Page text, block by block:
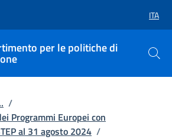
ITA
per le politiche di
Cerca
/
Programmi Europei con
al 31 agosto 2024 /